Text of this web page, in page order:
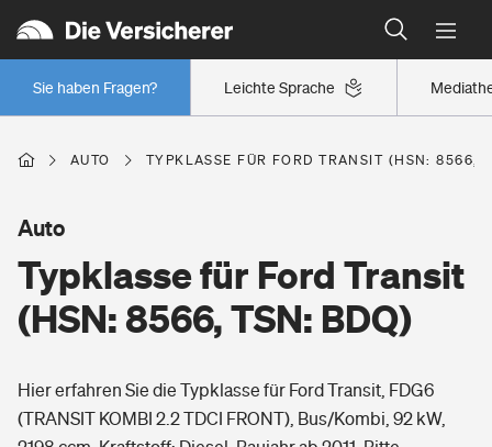
Leichte Sprache
Sie haben Fragen?
Wer versichert was: Jetzt Versicherer finden
Regionalklassen: So ist Ihre Region eingestuft
Wer versichert was: Jetzt Versicherer finden
Berufsunfähigkeitsversicherung
Erwerbsunfähigkeitsversicherung
Grundfähigkeitsversicherung
Wohnen
Freizeit
AUTO TYPKLASSE FÜR FORD TRANSIT (HSN: 8566,
Typklasse für Ford Transit
(HSN: 8566, TSN: BDQ)
Auto
Hier erfahren Sie die Typklasse für Ford Transit, FDG6
(TRANSIT KOMBI 2.2 TDCI FRONT), Bus/Kombi, 92 kW,